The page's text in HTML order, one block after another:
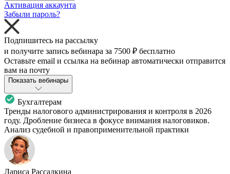
Активация аккаунта
Забыли пароль?
Подпишитесь на рассылку
и получите запись вебинара за 7500 ₽ бесплатно
Оставьте email и ссылка на вебинар автоматически отправится
вам на почту
Показать вебинары
Бухгалтерам
Тренды налогового администрирования и контроля в 2026
году. Дробление бизнеса в фокусе внимания налоговиков.
Анализ судебной и правоприменительной практики
Лариса Рассадкина